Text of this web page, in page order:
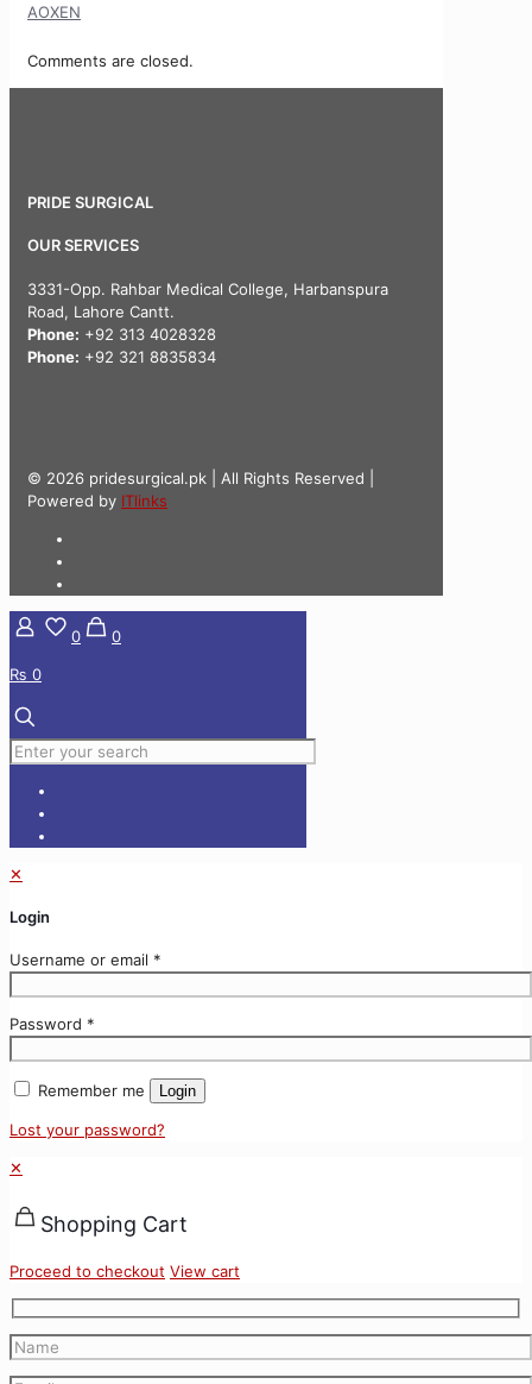
AOXEN
Comments are closed.
PRIDE SURGICAL
OUR SERVICES
3331-Opp. Rahbar Medical College, Harbanspura
Road, Lahore Cantt.
Phone: +92 313 4028328
Phone: +92 321 8835834
© 2026 pridesurgical.pk | All Rights Reserved |
Powered by ITlinks
0
0
₨ 0
✕
Login
Username or email *
Password *
Remember me Login
Lost your password?
✕
Shopping Cart
Proceed to checkout View cart